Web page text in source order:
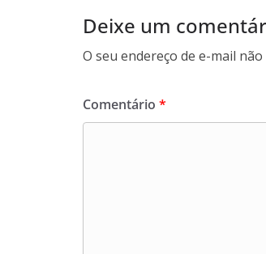
Deixe um
O seu endereço de e-mail
Comentário *